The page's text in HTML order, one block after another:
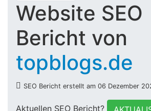
Website SEO
Bericht von
topblogs.de
SEO Bericht erstellt am 06 Dezember
Aktuellen SEO Bericht?